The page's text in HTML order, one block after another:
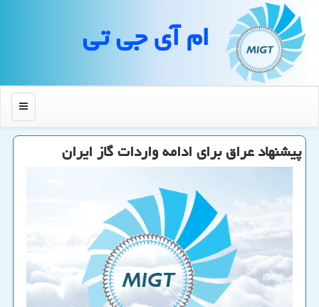
ام آی جی تی
منو
پیشنهاد عراق برای ادامه واردات گاز ایران